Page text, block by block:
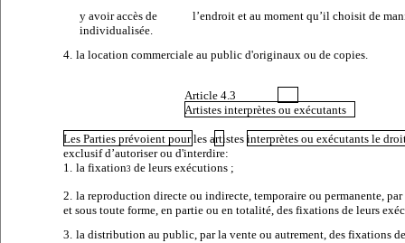
y avoir accès de
individualisée.
l’endroit et au moment qu’il choisit de
4. la location commerciale au public d'originaux ou de copies.
Article 4.3
Artistes interprètes ou exécutants
Les Parties prévoient pour les artistes interprètes ou exécutants le
exclusif d’autoriser ou d'interdire:
1. la fixation3 de leurs exécutions ;
2. la reproduction directe ou indirecte, temporaire ou permanente,
et sous toute forme, en partie ou en totalité, des fixations de leurs
3. la distribution au public, par la vente ou autrement, des fixations